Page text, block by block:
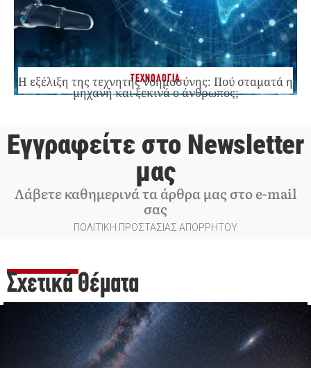
ΤΕΧΝΟΛΟΓΙΑ
Η εξέλιξη της τεχνητής νοημοσύνης: Πού σταματά η
μηχανή και ξεκινά ο άνθρωπος;
Εγγραφείτε στο Newsletter
μας
Λάβετε καθημερινά τα άρθρα μας στο e-mail
σας
ΠΟΛΙΤΙΚΗ ΠΡΟΣΤΑΣΙΑΣ ΑΠΟΡΡΗΤΟΥ
Σχετικά Θέματα